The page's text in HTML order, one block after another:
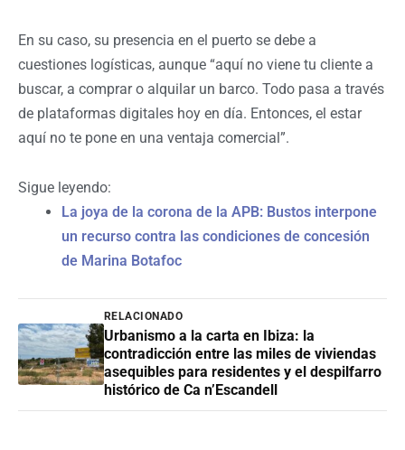
En su caso, su presencia en el puerto se debe a
cuestiones logísticas, aunque “aquí no viene tu cliente a
buscar, a comprar o alquilar un barco. Todo pasa a través
de plataformas digitales hoy en día. Entonces, el estar
aquí no te pone en una ventaja comercial”.
Sigue leyendo:
La joya de la corona de la APB: Bustos interpone
un recurso contra las condiciones de concesión
de Marina Botafoc
RELACIONADO
Urbanismo a la carta en Ibiza: la
contradicción entre las miles de viviendas
asequibles para residentes y el despilfarro
histórico de Ca n’Escandell